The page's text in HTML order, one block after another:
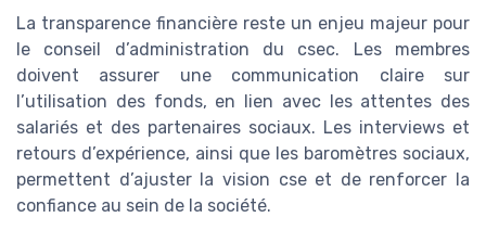
La transparence financière reste un enjeu majeur pour
le conseil d’administration du csec. Les membres
doivent assurer une communication claire sur
l’utilisation des fonds, en lien avec les attentes des
salariés et des partenaires sociaux. Les interviews et
retours d’expérience, ainsi que les baromètres sociaux,
permettent d’ajuster la vision cse et de renforcer la
confiance au sein de la société.